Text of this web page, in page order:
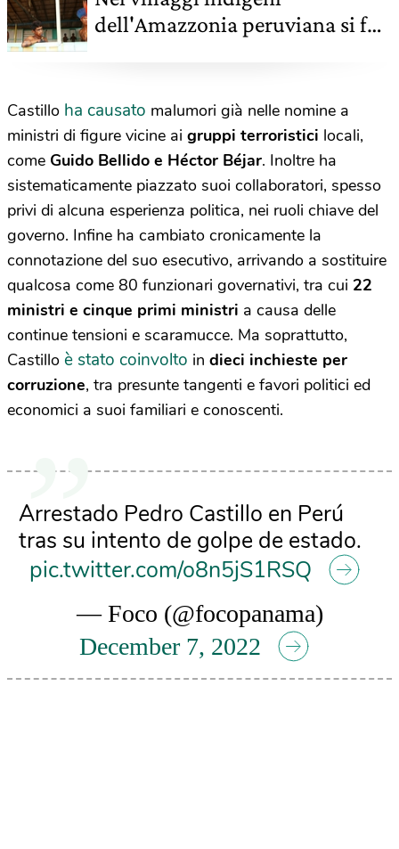
dell'Amazzonia peruviana si fa
Castillo ha causato malumori già nelle nomine a
ministri di figure vicine ai gruppi terroristici locali,
come Guido Bellido e Héctor Béjar. Inoltre ha
sistematicamente piazzato suoi collaboratori, spesso
privi di alcuna esperienza politica, nei ruoli chiave del
governo. Infine ha cambiato cronicamente la
connotazione del suo esecutivo, arrivando a sostituire
qualcosa come 80 funzionari governativi, tra cui 22
ministri e cinque primi ministri a causa delle
continue tensioni e scaramucce. Ma soprattutto,
Castillo è stato coinvolto in dieci inchieste per
corruzione, tra presunte tangenti e favori politici ed
economici a suoi familiari e conoscenti.
Arrestado Pedro Castillo en Perú
tras su intento de golpe de estado.
pic.twitter.com/o8n5jS1RSQ
— Foco (@focopanama)
December 7, 2022